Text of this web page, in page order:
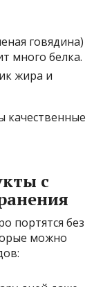
говядина)
много белка.
жира и
качественные
с
портятся без
можно